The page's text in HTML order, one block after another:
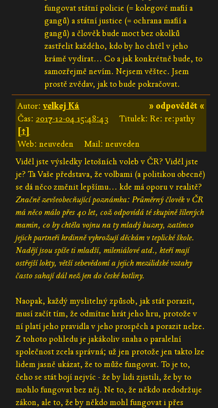
fungovat státní policie (= kolegové mafií a
gangů) a státní justice (= ochrana mafií a
gangů) a člověk bude moct bez okolků
zastřelit každého, kdo by ho chtěl v jeho
krámě vydírat... Co a jak konkrétně bude, to
samozřejmě nevím. Nejsem věštec. Jsem
prostě zvědav, jak to bude pokračovat.
» odpovědět «
Autor:velkej Ká
Čas: 2017-12-04 15:48:43
Titulek: Re: re:pathy
[↑]
Web: neuveden
Mail: neuveden
Viděl jste výsledky letošních voleb v ČR? Viděl jste
je? Ta Vaše představa, že volbami (a politikou obecně)
se dá něco změnit lepšímu... kde má oporu v realitě?
Značně zevšeobecňující poznámka: Průměrný člověk v ČR
má něco málo přes 40 let, což odpovídá té skupině šílených
mamin, co by chtěla vojnu na ty mladý buzny, zatímco
jejich partneři hrdinně vyhrožují děckám v teplické škole.
Nadějí jsou spíše ti mladší, mileniálové atd., kteří mají
ostřejší lokty, větší sebevědomí a jejich mezilidské vztahy
často sahají dál než jen do české kotliny.
Naopak, každý myslitelný způsob, jak stát porazit,
musí začít tím, že odmítne hrát jeho hru, protože v
ní platí jeho pravidla v jeho prospěch a porazit nelze.
Z tohoto pohledu je jakákoliv snaha o paralelní
společnost zcela správná; už jen protože jen takto lze
lidem jasně ukázat, že to může fungovat. To je to,
čeho se stát bojí nejvíc - že by lidi zjistili, že by to
mohlo fungovat bez něj. Ne to, že někdo nedodržuje
zákon, ale to, že by někdo mohl fungovat i přes